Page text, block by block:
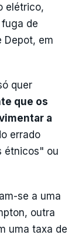
elétrico,
de
Depot, em
quer
que os
a
errado
étnicos" ou
se a uma
outra
uma taxa de